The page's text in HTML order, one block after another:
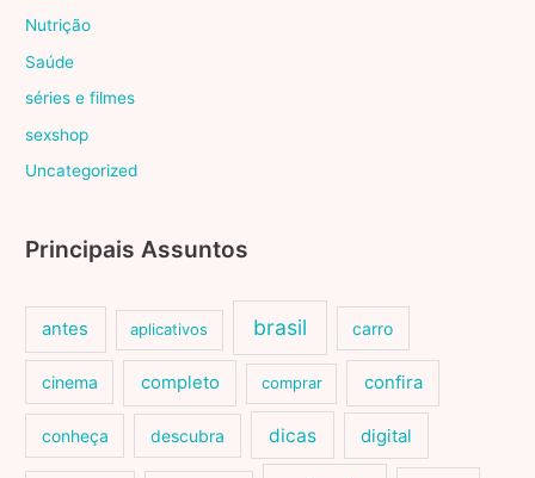
Nutrição
Saúde
séries e filmes
sexshop
Uncategorized
Principais Assuntos
antes aplicativos brasil carro
cinema completo comprar confira
conheça descubra dicas digital